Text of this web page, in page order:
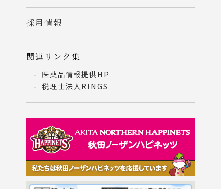
採用情報
関連リンク集
医薬品情報提供HP
税理士法人RINGS